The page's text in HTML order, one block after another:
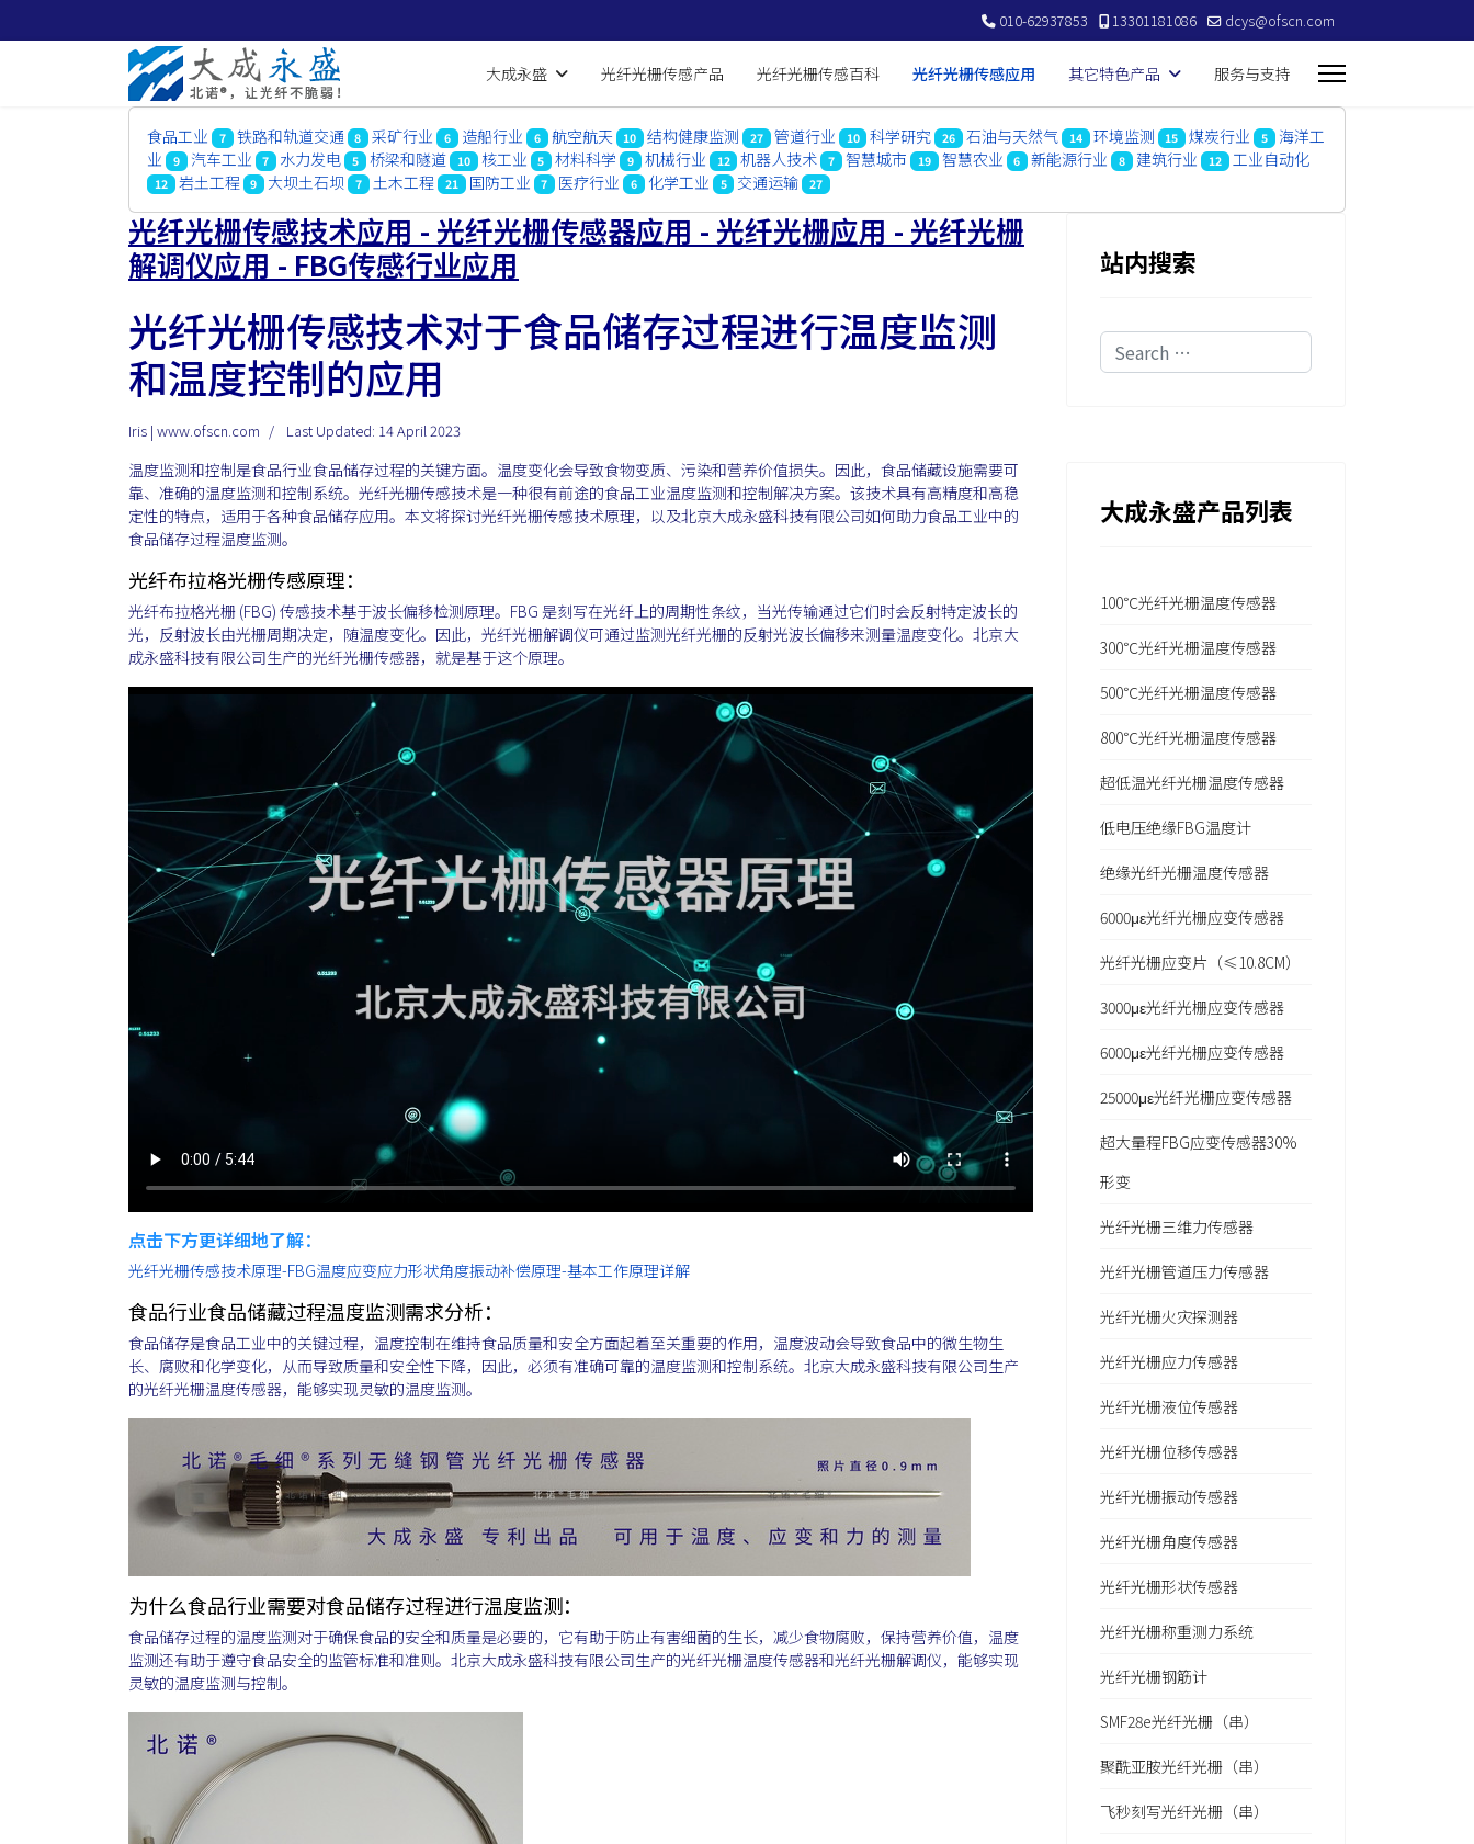
010-62937853 13301181086 dcys@ofscn.com
大成永盛 光纤光栅传感产品 光纤光栅传感百科 光纤光栅传感应用 其它特色产品 服务与支持
食品工业 7 铁路和轨道交通 8 采矿行业 6 造船行业 6 航空航天 10 结构健康监测 27 管道行业 10 科学研究 26 石油与天然气 14 环境监测 15 煤炭行业 5
海洋工
业
9 汽车工业 7 水力发电 5 桥梁和隧道 10 核工业 5 材料科学 9 机械行业 12 机器人技术 7 智慧城市 19 智慧农业 6 新能源行业 8 建筑行业 12 工业自动化
12 岩土工程 9 大坝土石坝 7 土木工程 21 国防工业 7 医疗行业 6 化学工业 5 交通运输 27
光纤光栅传感技术应用 - 光纤光栅传感器应用 - 光纤光栅应用 - 光纤光栅
解调仪应用 - FBG传感行业应用
光纤光栅传感技术对于食品储存过程进行温度监测
和温度控制的应用
Iris | www.ofscn.com Last Updated: 14 April 2023
温度监测和控制是食品行业食品储存过程的关键方面。温度变化会导致食物变质、污染和营养价值损失。因此，食品储藏设施需要可
靠、准确的温度监测和控制系统。光纤光栅传感技术是一种很有前途的食品工业温度监测和控制解决方案。该技术具有高精度和高稳
定性的特点，适用于各种食品储存应用。本文将探讨光纤光栅传感技术原理，以及北京大成永盛科技有限公司如何助力食品工业中的
食品储存过程温度监测。
光纤布拉格光栅传感原理：
光纤布拉格光栅 (FBG) 传感技术基于波长偏移检测原理。FBG 是刻写在光纤上的周期性条纹，当光传输通过它们时会反射特定波长的
光，反射波长由光栅周期决定，随温度变化。因此，光纤光栅解调仪可通过监测光纤光栅的反射光波长偏移来测量温度变化。北京大
成永盛科技有限公司生产的光纤光栅传感器，就是基于这个原理。
点击下方更详细地了解：
光纤光栅传感技术原理-FBG温度应变应力形状角度振动补偿原理-基本工作原理详解
食品行业食品储藏过程温度监测需求分析：
食品储存是食品工业中的关键过程，温度控制在维持食品质量和安全方面起着至关重要的作用，温度波动会导致食品中的微生物生
长、腐败和化学变化，从而导致质量和安全性下降，因此，必须有准确可靠的温度监测和控制系统。北京大成永盛科技有限公司生产
的光纤光栅温度传感器，能够实现灵敏的温度监测。
为什么食品行业需要对食品储存过程进行温度监测：
食品储存过程的温度监测对于确保食品的安全和质量是必要的，它有助于防止有害细菌的生长，减少食物腐败，保持营养价值，温度
监测还有助于遵守食品安全的监管标准和准则。北京大成永盛科技有限公司生产的光纤光栅温度传感器和光纤光栅解调仪，能够实现
灵敏的温度监测与控制。
站内搜索
Search
大成永盛产品列表
100℃光纤光栅温度传感器
300℃光纤光栅温度传感器
500℃光纤光栅温度传感器
800℃光纤光栅温度传感器
超低温光纤光栅温度传感器
低电压绝缘FBG温度计
绝缘光纤光栅温度传感器
6000με光纤光栅应变传感器
光纤光栅应变片（≤10.8CM）
3000με光纤光栅应变传感器
6000με光纤光栅应变传感器
25000με光纤光栅应变传感器
超大量程FBG应变传感器30%
形变
光纤光栅三维力传感器
光纤光栅管道压力传感器
光纤光栅火灾探测器
光纤光栅应力传感器
光纤光栅液位传感器
光纤光栅位移传感器
光纤光栅振动传感器
光纤光栅角度传感器
光纤光栅形状传感器
光纤光栅称重测力系统
光纤光栅钢筋计
SMF28e光纤光栅（串）
聚酰亚胺光纤光栅（串）
飞秒刻写光纤光栅（串）